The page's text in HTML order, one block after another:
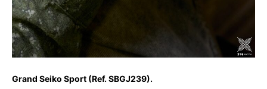
Grand Seiko Sport (Ref. SBGJ239).